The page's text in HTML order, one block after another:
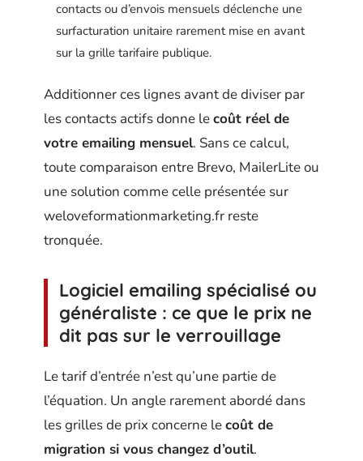
contacts ou d’envois mensuels déclenche une
surfacturation unitaire rarement mise en avant
sur la grille tarifaire publique.
Additionner ces lignes avant de diviser par
les contacts actifs donne lecoût réel de
votre emailing mensuel. Sans ce calcul,
toute comparaison entre Brevo, MailerLite ou
une solution comme celle présentée sur
weloveformationmarketing.fr reste
tronquée.
Logiciel emailing spécialisé ou
généraliste : ce que le prix ne
dit pas sur le verrouillage
Le tarif d’entrée n’est qu’une partie de
l’équation. Un angle rarement abordé dans
les grilles de prix concerne lecoût de
migration si vous changez d’outil.